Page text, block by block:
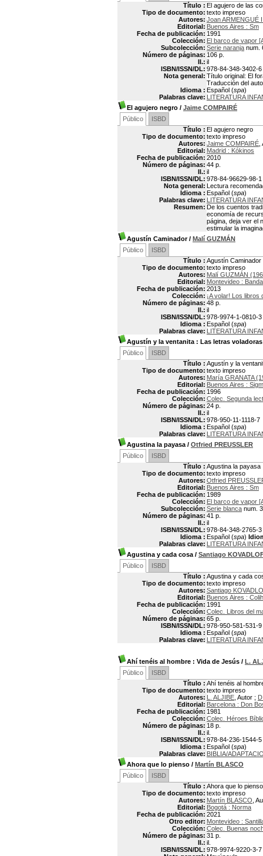
Título : El agujero de las
Tipo de documento: texto impreso
Autores: Joan ARMENGUÉ
Editorial: Buenos Aires : Sm
Fecha de publicación: 1991
Colección: El barco de vapor
Subcolección: Serie naranja num.
Número de páginas: 106 p.
Il.: il
ISBN/ISSN/DL: 978-84-348-3402-6
Nota general: Título original: El
Traducción del
Idioma : Español (spa)
Palabras clave: LITERATURA
El agujero negro / Jaime COMPAIRÉ
Público
ISBD
Título : El agujero negro
Tipo de documento: texto impreso
Autores: Jaime COMPAIRÉ
Editorial: Madrid : Kókinos
Fecha de publicación: 2010
Número de páginas: 44 p.
Il.: il
ISBN/ISSN/DL: 978-84-96629-98-1
Nota general: Lectura
Idioma : Español (spa)
Palabras clave: LITERATURA
Resumen: De los cuentos
economía de
página, deja ver el
estimular la
Agustín Caminador/ Malí GUZMÁN
Público
ISBD
Título : Agustín Caminador
Tipo de documento: texto impreso
Autores: Malí GUZMÁN
Editorial: Montevideo :
Fecha de publicación: 2013
Colección: ¡A volar! Los libros
Número de páginas: 48 p.
Il.: il
ISBN/ISSN/DL: 978-9974-1-0810-3
Idioma : Español (spa)
Palabras clave: LITERATURA
Agustín y la ventanita : Las letras voladoras
Público
ISBD
Título : Agustín y la
Tipo de documento: texto impreso
Autores: María GRANATA
Editorial: Buenos Aires :
Fecha de publicación: 1996
Colección: Colec. Segunda
Número de páginas: 24 p.
Il.: il
ISBN/ISSN/DL: 978-950-11-1118-7
Idioma : Español (spa)
Palabras clave: LITERATURA
Agustina la payasa / Otfried PREUSSLER
Público
ISBD
Título : Agustina la payasa
Tipo de documento: texto impreso
Autores: Otfried
Editorial: Buenos Aires : Sm
Fecha de publicación: 1989
Colección: El barco de vapor
Subcolección: Serie blanca num.
Número de páginas: 41 p.
Il.: il
ISBN/ISSN/DL: 978-84-348-2765-3
Idioma : Español (spa)
Palabras clave: LITERATURA
Agustina y cada cosa / Santiago
Público
ISBD
Título : Agustina y cada
Tipo de documento: texto impreso
Autores: Santiago
Editorial: Buenos Aires :
Fecha de publicación: 1991
Colección: Colec. Libros del
Número de páginas: 65 p.
ISBN/ISSN/DL: 978-950-581-531-9
Idioma : Español (spa)
Palabras clave: LITERATURA
Ahí tenéis al hombre : Vida de Jesús / L.
Público
ISBD
Título : Ahí tenéis al
Tipo de documento: texto impreso
Autores: L. ALJIBE , Autor ;
Editorial: Barcelona : Don
Fecha de publicación: 1981
Colección: Colec. Héroes
Número de páginas: 18 p.
Il.: il.
ISBN/ISSN/DL: 978-84-236-1544-5
Idioma : Español (spa)
Palabras clave: BIBLIA/
Ahora que lo pienso / Martín BLASCO
Público
ISBD
Título : Ahora que lo pienso
Tipo de documento: texto impreso
Autores: Martín BLASCO ,
Editorial: Bogotá : Norma
Fecha de publicación: 2021
Otro editor: Montevideo :
Colección: Colec. Buenas
Número de páginas: 31 p.
Il.: il.
ISBN/ISSN/DL: 978-9974-9220-3-7